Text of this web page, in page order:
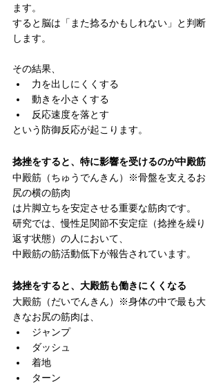
ます。
すると脳は「また捻るかもしれない」と判断
します。
その結果、
力を出しにくくする
動きを小さくする
反応速度を落とす
という防御反応が起こります。
捻挫をすると、特に影響を受けるのが中殿筋
中殿筋（ちゅうでんきん）※骨盤を支えるお
尻の横の筋肉
は片脚立ちを安定させる重要な筋肉です。
研究では、慢性足関節不安定症（捻挫を繰り
返す状態）の人において、
中殿筋の筋活動低下が報告されています。
捻挫をすると、大殿筋も働きにくくなる
大殿筋（だいでんきん）※身体の中で最も大
きなお尻の筋肉は、
ジャンプ
ダッシュ
着地
ターン